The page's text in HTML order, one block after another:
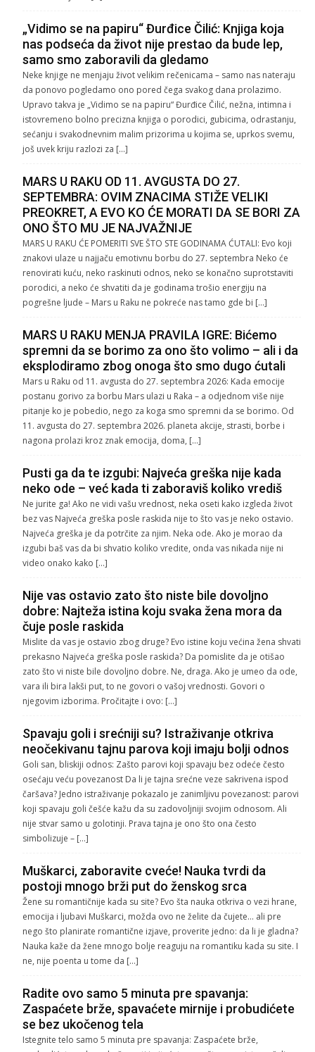
„Vidimo se na papiru“ Đurđice Čilić: Knjiga koja
nas podseća da život nije prestao da bude lep,
samo smo zaboravili da gledamo
Neke knjige ne menjaju život velikim rečenicama – samo nas nateraju
da ponovo pogledamo ono pored čega svakog dana prolazimo.
Upravo takva je „Vidimo se na papiru“ Đurđice Čilić, nežna, intimna i
istovremeno bolno precizna knjiga o porodici, gubicima, odrastanju,
sećanju i svakodnevnim malim prizorima u kojima se, uprkos svemu,
još uvek kriju razlozi za […]
MARS U RAKU OD 11. AVGUSTA DO 27.
SEPTEMBRA: OVIM ZNACIMA STIŽE VELIKI
PREOKRET, A EVO KO ĆE MORATI DA SE BORI ZA
ONO ŠTO MU JE NAJVAŽNIJE
MARS U RAKU ĆE POMERITI SVE ŠTO STE GODINAMA ĆUTALI: Evo koji
znakovi ulaze u najjaču emotivnu borbu do 27. septembra Neko će
renovirati kuću, neko raskinuti odnos, neko se konačno suprotstaviti
porodici, a neko će shvatiti da je godinama trošio energiju na
pogrešne ljude – Mars u Raku ne pokreće nas tamo gde bi […]
MARS U RAKU MENJA PRAVILA IGRE: Bićemo
spremni da se borimo za ono što volimo – ali i da
eksplodiramo zbog onoga što smo dugo ćutali
Mars u Raku od 11. avgusta do 27. septembra 2026: Kada emocije
postanu gorivo za borbu Mars ulazi u Raka – a odjednom više nije
pitanje ko je pobedio, nego za koga smo spremni da se borimo. Od
11. avgusta do 27. septembra 2026. planeta akcije, strasti, borbe i
nagona prolazi kroz znak emocija, doma, […]
Pusti ga da te izgubi: Najveća greška nije kada
neko ode – već kada ti zaboraviš koliko vrediš
Ne jurite ga! Ako ne vidi vašu vrednost, neka oseti kako izgleda život
bez vas Najveća greška posle raskida nije to što vas je neko ostavio.
Najveća greška je da potrčite za njim. Neka ode. Ako je morao da
izgubi baš vas da bi shvatio koliko vredite, onda vas nikada nije ni
video onako kako […]
Nije vas ostavio zato što niste bile dovoljno
dobre: Najteža istina koju svaka žena mora da
čuje posle raskida
Mislite da vas je ostavio zbog druge? Evo istine koju većina žena shvati
prekasno Najveća greška posle raskida? Da pomislite da je otišao
zato što vi niste bile dovoljno dobre. Ne, draga. Ako je umeo da ode,
vara ili bira lakši put, to ne govori o vašoj vrednosti. Govori o
njegovim izborima. Pročitajte i ovo: […]
Spavaju goli i srećniji su? Istraživanje otkriva
neočekivanu tajnu parova koji imaju bolji odnos
Goli san, bliskiji odnos: Zašto parovi koji spavaju bez odeće često
osećaju veću povezanost Da li je tajna srećne veze sakrivena ispod
čaršava? Jedno istraživanje pokazalo je zanimljivu povezanost: parovi
koji spavaju goli češće kažu da su zadovoljniji svojim odnosom. Ali
nije stvar samo u golotinji. Prava tajna je ono što ona često
simbolizuje – […]
Muškarci, zaboravite cveće! Nauka tvrdi da
postoji mnogo brži put do ženskog srca
Žene su romantičnije kada su site? Evo šta nauka otkriva o vezi hrane,
emocija i ljubavi Muškarci, možda ovo ne želite da čujete… ali pre
nego što planirate romantične izjave, proverite jedno: da li je gladna?
Nauka kaže da žene mnogo bolje reaguju na romantiku kada su site. I
ne, nije poenta u tome da […]
Radite ovo samo 5 minuta pre spavanja:
Zaspaćete brže, spavaćete mirnije i probudićete
se bez ukočenog tela
Istegnite telo samo 5 minuta pre spavanja: Zaspaćete brže,